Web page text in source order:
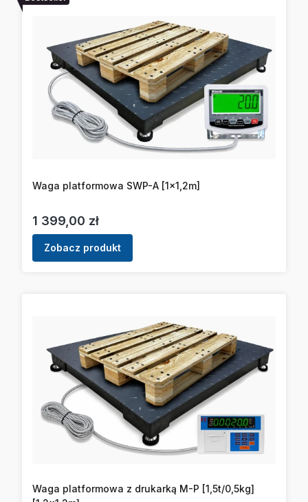
Waga platformowa SWP-A [1x1,2m]
Cena
1 399,00 zł
Zobacz produkt
Waga platformowa z drukarką M-P [1,5t/0,5kg]